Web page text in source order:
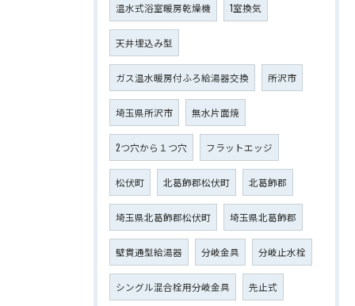
温水式浴室暖房乾燥機 1室換気
天井埋込み型
ガス温水暖房付ふろ給湯器交換 所沢市
埼玉県所沢市 無水片面焼
2つ穴から１つ穴 フラットエッジ
松伏町 北葛飾郡松伏町 北葛飾郡
埼玉県北葛飾郡松伏町 埼玉県北葛飾郡
壁貫通型給湯器 分岐金具 分岐止水栓
シングル混合栓用分岐金具 先止式